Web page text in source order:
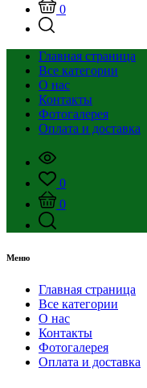
0
Главная страница
Все категории
О нас
Контакты
Фотогалерея
Оплата и доставка
0
0
Меню
Главная страница
Все категории
О нас
Контакты
Фотогалерея
Оплата и доставка